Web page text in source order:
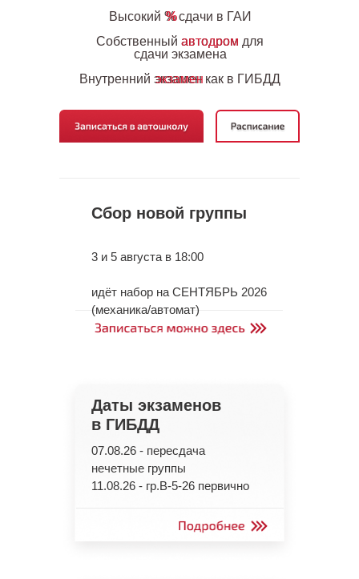
Высокий % сдачи в ГАИ
%
Внутренний экзамен как в ГИБДД
экзамен
Собственный автодром для
сдачи экзамена
автодром
3 и 5 августа в 18:00
идёт набор на СЕНТЯБРЬ 2026
(механика/автомат)
Даты экзаменов
в ГИБДД
07.08.26 - пересдача
нечетные группы
11.08.26 - гр.В-5-26 первично
Сбор новой группы